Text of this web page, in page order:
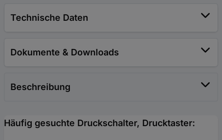
Technische Daten
Dokumente & Downloads
Beschreibung
Häufig gesuchte Druckschalter, Drucktaster: